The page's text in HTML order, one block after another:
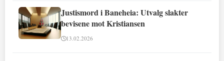
Justismord i Baneheia: Utvalg slakter
bevisene mot Kristiansen
13.02.2026